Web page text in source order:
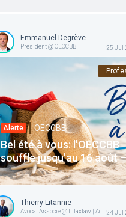
Emmanuel Degrève
Président @ OECCBB 25 Jul
Alerte OECCBB
Bel été à vous: l'OECCBB
souffle jusqu'au 16 août
services en ligne restent
vous
Thierry Litannie
Avocat Associé @ Litaxlaw | 24 Jul